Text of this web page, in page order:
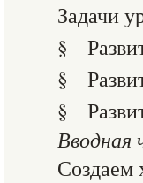
Задачи
§
§
§
Вводная
Создаем